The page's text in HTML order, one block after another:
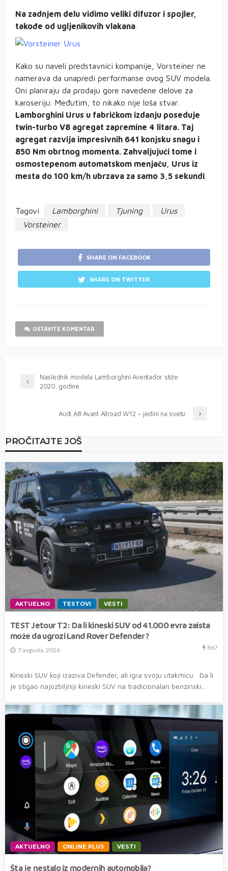
Na zadnjem delu vidimo veliki difuzor i spojler,
takođe od ugljenikovih vlakana
Kako su naveli predstavnici kompanije, Vorsteiner ne
namerava da unapredi performanse ovog SUV modela.
Oni planiraju da prodaju gore navedene delove za
karoseriju. Međutim, to nikako nije loša stvar.
Lamborghini Urus u fabričkom izdanju poseduje
twin-turbo V8 agregat zapremine 4 litara. Taj
agregat razvija impresivnih 641 konjsku snagu i
850 Nm obrtnog momenta. Zahvaljujući tome i
osmostepenom automatskom menjaču, Urus iz
mesta do 100 km/h ubrzava za samo 3,5 sekundi
Tagovi Lamborghini Tjuning
Urus
Vorsteiner
SHARE ON FACEBOOK
SHARE ON TWITTER
OSTAVITE KOMENTAR
Naslednik modela Lamborghini Aventador stiže
2020. godine
Audi A8 Avant Allroad W12 – jedini na svetu
PROČITAJTE JOŠ
AKTUELNO TESTOVI VESTI
TEST Jetour T2: Da li kineski SUV od 41.000 evra zaista
može da ugrozi Land Rover Defender?
7 avgusta, 2026 867
Kineski SUV koji izaziva Defender, ali igra svoju utakmicu Da li
je stigao najozbiljniji kineski SUV na tradicionalan benzinski...
AKTUELNO ONLINE PLUS VESTI
Šta je nestalo iz modernih automobila?